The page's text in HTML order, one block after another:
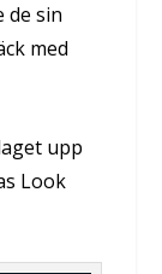
de sin
med
upp
Look